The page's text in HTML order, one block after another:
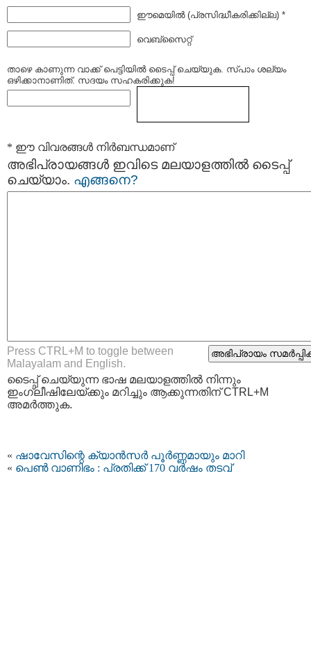
ഈമെയില്‍ (പ്രസിദ്ധീകരിക്കില്ല) *
വെബ്സൈറ്റ്
താഴെ കാണുന്ന വാക്ക് പെട്ടിയില്‍ ടൈപ്പ്‌ ചെയ്യുക. സ്പാം ശല്യം
ഒഴിക്കാനാണിത്. സദയം സഹകരിക്കുക!
* ഈ വിവരങ്ങള്‍ നിര്‍ബന്ധമാണ്
അഭിപ്രായങ്ങള്‍ ഇവിടെ മലയാളത്തില്‍ ടൈപ്പ്
ചെയ്യാം. എങ്ങനെ?
Press CTRL+M to toggle between
Malayalam and English.
ടൈപ്പ്‌ ചെയ്യുന്ന ഭാഷ മലയാളത്തില്‍ നിന്നും
ഇംഗ്ലീഷിലേയ്ക്കും മറിച്ചും ആക്കുന്നതിന് CTRL+M
അമര്‍ത്തുക.
« ഷാവേസിന്റെ ക്യാന്‍സര്‍ പൂര്‍ണ്ണമായും മാറി
« പെൺ വാണിഭം : പ്രതിക്ക് 170 വർഷം തടവ്